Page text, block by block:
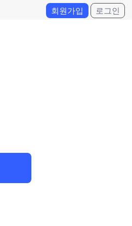
회원가입 로그인